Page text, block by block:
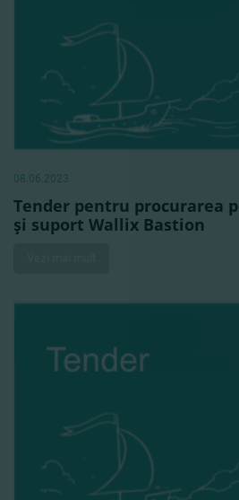
08.06.2023
Tender pentru procurarea
şi suport Wallix Bastion